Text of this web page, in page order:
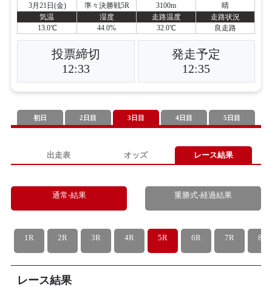
3月21日(金)
準々決勝戦5R 3100m
晴
気温
湿度 走路温度
走路状況
13.0℃
44.0% 32.0℃ 良走路
投票締切
12:33
発走予定
12:35
初日 2日目 3日目 4日目 5日目
出走表 オッズ レース結果
通常-結果 重勝式-経過結果
1R 2R 3R 4R 5R 6R 7R 8R
レース結果